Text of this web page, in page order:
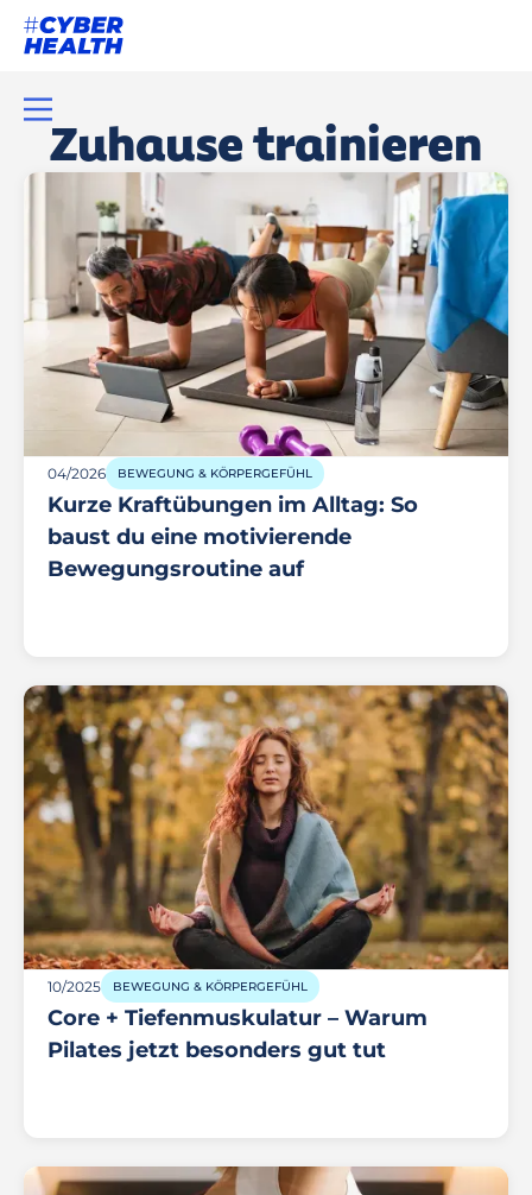
Zuhause trainieren
04/2026 BEWEGUNG & KÖRPERGEFÜHL
Kurze Kraftübungen im Alltag: So
baust du eine motivierende
Bewegungsroutine auf
10/2025 BEWEGUNG & KÖRPERGEFÜHL
Core + Tiefenmuskulatur – Warum
Pilates jetzt besonders gut tut